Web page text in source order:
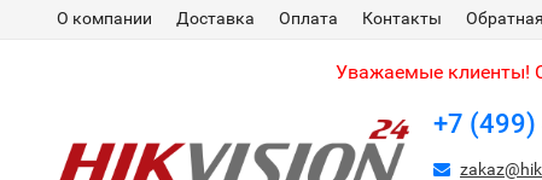
О компании Доставка Оплата Контакты
Уважаемые клиенты!
+7